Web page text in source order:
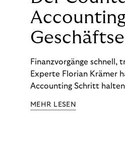
Finanzvorgänge
Experte Florian Krämer
Accounting Schritt
MEHR LESEN